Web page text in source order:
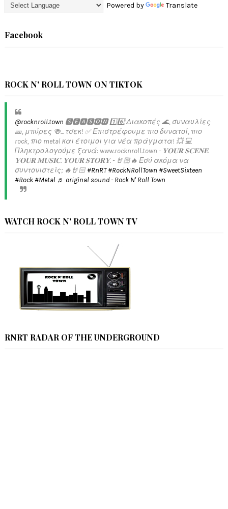
Powered by Translate
Facebook
ROCK N' ROLL TOWN ON TIKTOK
@rocknroll.town 🆂🅴🅰🆂🅾🅽 1️⃣6️⃣ Διακοπές 🌊, συναυλίες
🎫, μπύρες 🍻... τσεκ! ✅️ Επιστρέφουμε πιο δυνατοί, πιο
rock, πιο metal και έτοιμοι για νέα πράγματα! 💥 💻
Πληκτρολογούμε ξανά: www.rocknroll.town - 𝐘𝐎𝐔𝐑 𝐒𝐂𝐄𝐍𝐄.
𝐘𝐎𝐔𝐑 𝐌𝐔𝐒𝐈𝐂. 𝐘𝐎𝐔𝐑 𝐒𝐓𝐎𝐑𝐘. - 🤘🏻🔥 Εσύ ακόμα να
συντονιστείς; 🔥🤘🏻#RnRT #RockNRollTown #SweetSixteen
#Rock #Metal ♬ original sound - Rock N' Roll Town
WATCH ROCK N' ROLL TOWN TV
RNRT RADAR OF THE UNDERGROUND